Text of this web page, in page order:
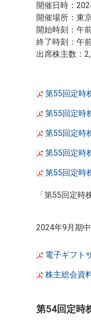
開催日時：
開催場所：東
開始時刻：午
終了時刻：午
出席株主数：
第55回定時
第55回定時
第55回定時
第55回定時
第55回定時
「第55回定時
2024年9月期
電子ギフト
株主総会資
第54回定時